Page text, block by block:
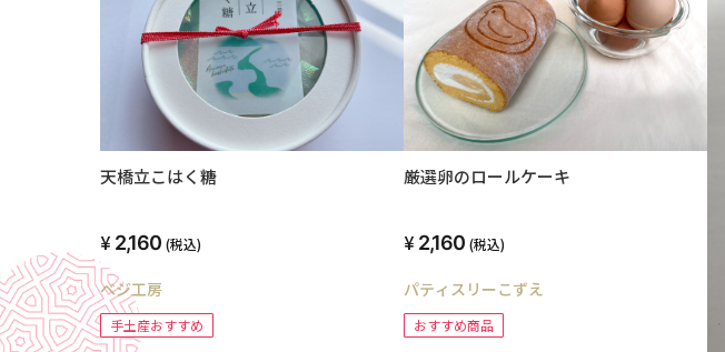
天橋立こはく糖
2,160 (税込)
ベジ工房
手土産おすすめ
厳選卵のロールケーキ
2,160 (税込)
パティスリーこずえ
おすすめ商品